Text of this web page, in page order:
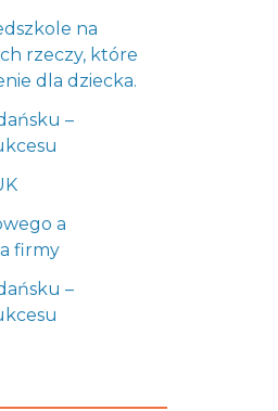
na
rzeczy, które
dla dziecka.
–
a
firmy
–